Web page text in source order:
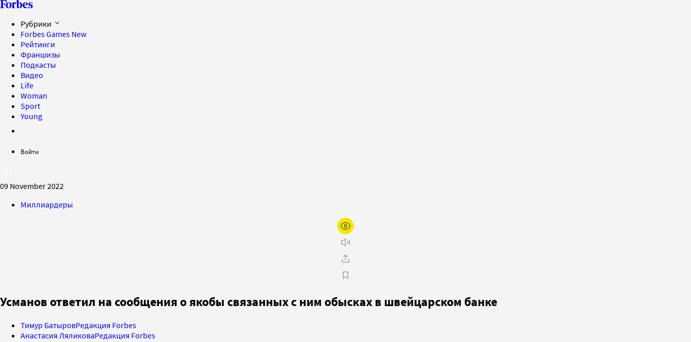
Рубрики
Forbes Games New
Рейтинги
Франшизы
Подкасты
Видео
Life
Woman
Sport
Young
Войти
09 November 2022
Миллиардеры
Усманов ответил на сообщения о якобы связанных с ним обысках в швейцарском банке
Тимур БатыровРедакция Forbes
Анастасия ЛяликоваРедакция Forbes